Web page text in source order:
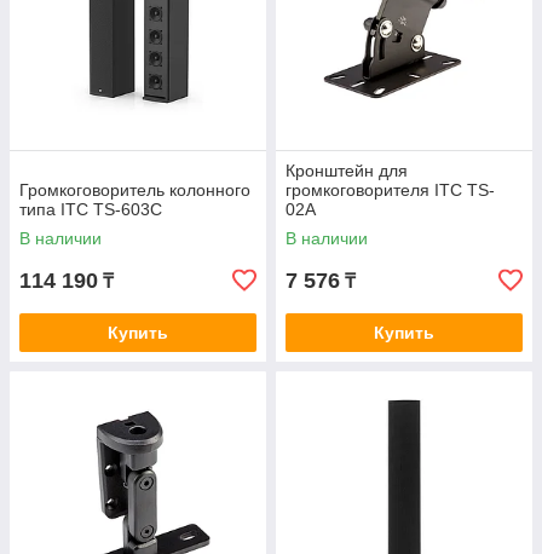
Громкоговоритель колонного
типа ITC TS-603C
В наличии
114 190 ₸
Купить
Кронштейн для
громкоговорителя ITC TS-
02A
В наличии
7 576 ₸
Купить